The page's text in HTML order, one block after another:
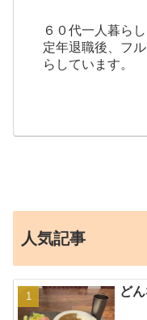
６０代一人暮らし
定年退職後、フ
らしています。
人気記事
ど